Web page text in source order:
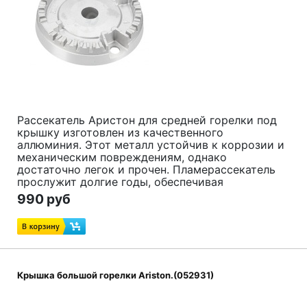
Рассекатель Аристон для средней горелки под
крышку изготовлен из качественного
аллюминия. Этот металл устойчив к коррозии и
механическим повреждениям, однако
достаточно легок и прочен. Пламерассекатель
прослужит долгие годы, обеспечивая
раномерное распределение пламени. Деталь
подходит для нескольких моделей газовых плит
Ariston.
990 руб
Крышка большой горелки Ariston.(052931)